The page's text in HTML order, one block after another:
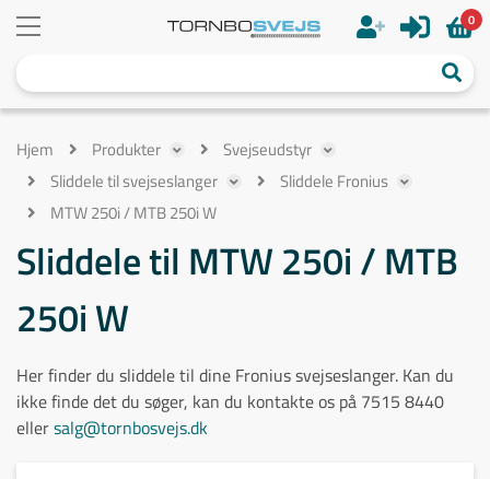
0
Hjem Produkter
Svejseudstyr
Sliddele til svejseslanger
Sliddele Fronius
MTW 250i / MTB 250i W
Sliddele til MTW 250i / MTB
250i W
Her finder du sliddele til dine Fronius svejseslanger. Kan du
ikke finde det du søger, kan du kontakte os på 7515 8440
ellersalg@tornbosvejs.dk